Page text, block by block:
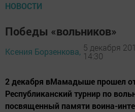
НОВОСТИ
Победы «вольников»
Ксения Борзенкова, 5 декабря
14:30
2 декабря вМамадыше прошел
Республиканский турнир по
посвященный памяти воина-